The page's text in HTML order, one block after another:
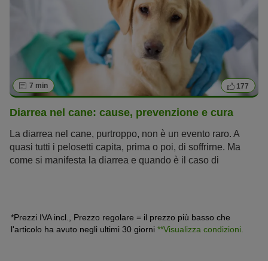
7 min 177
Diarrea nel cane: cause, prevenzione e cura
La diarrea nel cane, purtroppo, non è un evento raro. A
quasi tutti i pelosetti capita, prima o poi, di soffrirne. Ma
come si manifesta la diarrea e quando è il caso di
*Prezzi IVA incl., Prezzo regolare = il prezzo più basso che
l'articolo ha avuto negli ultimi 30 giorni **Visualizza condizioni.